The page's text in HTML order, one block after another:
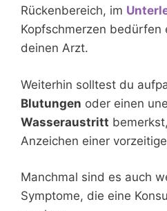
Rückenbereich, im
Kopfschmerzen bedürfen
deinen Arzt.
Weiterhin solltest du
Blutungen oder einen
Wasseraustritt
Anzeichen einer
Manchmal sind es auch
Symptome, die eine